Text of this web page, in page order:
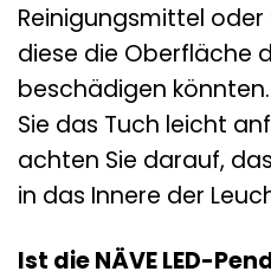
Reinigungsmittel
diese die Oberfläche
beschädigen
Sie das Tuch leicht
achten Sie darauf,
in das Innere der
Ist die NÄVE LED-